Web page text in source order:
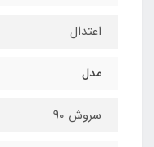
اعتدال
مدل
سروش 90